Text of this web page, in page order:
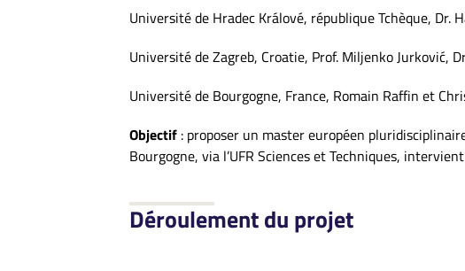
Université de Hradec Králové, république Tchèque, Dr.
Université de Zagreb, Croatie, Prof. Miljenko Jurković,
Université de Bourgogne, France, Romain Raffin et
Objectif : proposer un master européen
Bourgogne, via l’UFR Sciences et Techniques,
Déroulement du projet